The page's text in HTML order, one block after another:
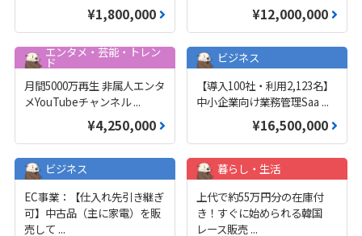
¥1,800,000 ¥12,000,000
エンタメ・芸能・トレン
ド
月間5000万再生 非属人エンタ
メYouTubeチャンネル...
¥4,250,000
ビジネス
【導入100社・利用2,123名】
中小企業向け業務管理Saa ...
¥16,500,000
ビジネス
EC事業：【仕入れ先引き継ぎ
可】中古品（主に家電）を販
売して ...
暮らし・生活
上代で約55万円分の在庫付
き！すぐに始められる韓国
レース販売 ...